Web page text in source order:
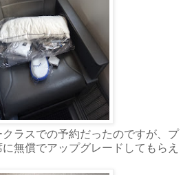
ラスでの予約だったのですが、プ
無償でアップグレードしてもらえ